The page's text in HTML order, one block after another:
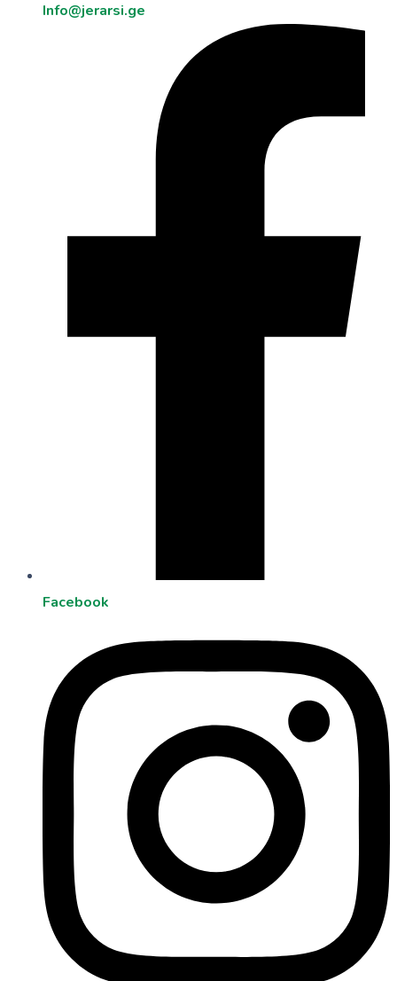
Info@jerarsi.ge
Facebook